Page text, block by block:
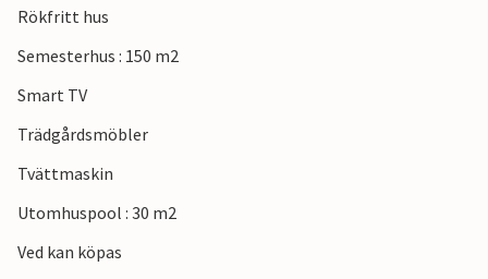
Rökfritt hus
Semesterhus : 150 m2
Smart TV
Trädgårdsmöbler
Tvättmaskin
Utomhuspool : 30 m2
Ved kan köpas